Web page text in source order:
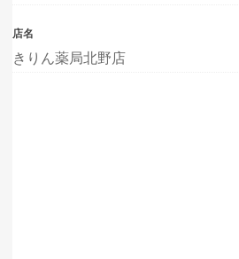
店名
きりん薬局北野店